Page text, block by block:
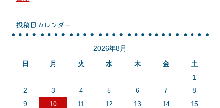
投稿日カレンダー
2026年8月
日
月 火 水 木 金 土
1
2
3 4 5 6 7
8
9
10 11 12 13 14
15